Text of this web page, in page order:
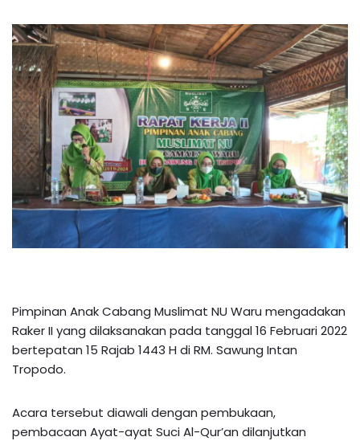
Pimpinan Anak Cabang Muslimat NU Waru mengadakan
Raker II yang dilaksanakan pada tanggal 16 Februari 2022
bertepatan 15 Rajab 1443 H di RM. Sawung Intan
Tropodo.
Acara tersebut diawali dengan pembukaan,
pembacaan Ayat-ayat Suci Al-Qur’an dilanjutkan